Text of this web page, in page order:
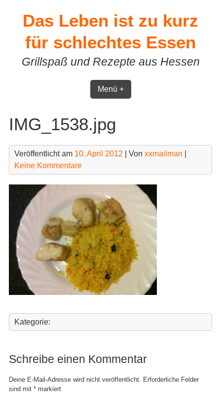
contentDas Leben ist zu kurz
für schlechtes Essen
Grillspaß und Rezepte aus Hessen
Menü +
IMG_1538.jpg
Veröffentlicht am 10. April 2012 | Von xxmailman
Keine Kommentare
Kategorie:
Schreibe einen Kommentar
Deine E-Mail-Adresse wird nicht veröffentlicht. Erforderliche Felder
sind mit *markiert